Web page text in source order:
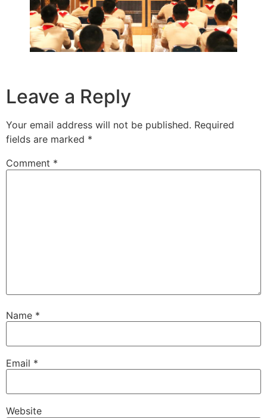
Leave a Reply
Your email address will not be published. Required
fields are marked *
Comment *
Name *
Email *
Website